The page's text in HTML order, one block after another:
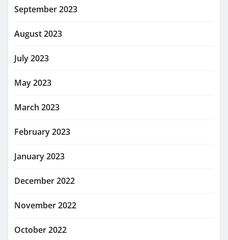
September 2023
August 2023
July 2023
May 2023
March 2023
February 2023
January 2023
December 2022
November 2022
October 2022